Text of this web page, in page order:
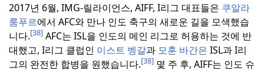
2017년 6월, IMG-릴라이언스, AIFF, I리그 대표들은 쿠알라
룸푸르에서 AFC와 만나 인도 축구의 새로운 길을 모색했습
니다.[38] AFC는 ISL을 인도의 메인 리그로 허용하는 것에 반
대했고, I리그 클럽인 이스트 벵갈과 모훈 바간은 ISL과 I리
그의 완전한 합병을 원했습니다.[38] 몇 주 후, AIFF는 인도 슈